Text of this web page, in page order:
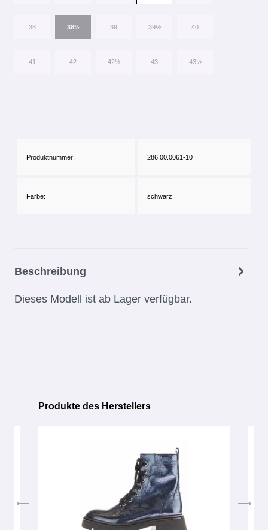
38 38½ 39 39½ 40
41 42 42½ 43 43½
Produktnummer: 286.00.0061-10
Farbe: schwarz
Beschreibung
Dieses Modell ist ab Lager verfügbar.
Produktgalerie überspringen
Produkte des Herstellers